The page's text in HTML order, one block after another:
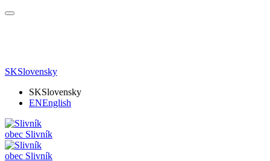
SKSlovensky
SKSlovensky
ENEnglish
obec Slivník
obec Slivník